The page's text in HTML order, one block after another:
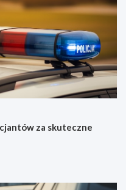
za skuteczne